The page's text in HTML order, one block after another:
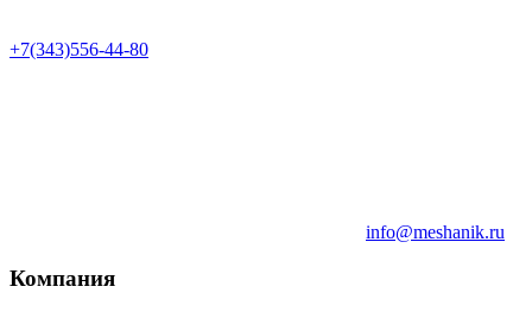
+7(343)556-44-80
info@meshanik.ru
Компания